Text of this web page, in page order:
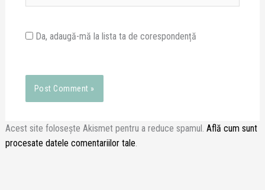
Da, adaugă-mă la lista ta de corespondență
Acest site folosește Akismet pentru a reduce spamul. Află cum sunt
procesate datele comentariilor tale.